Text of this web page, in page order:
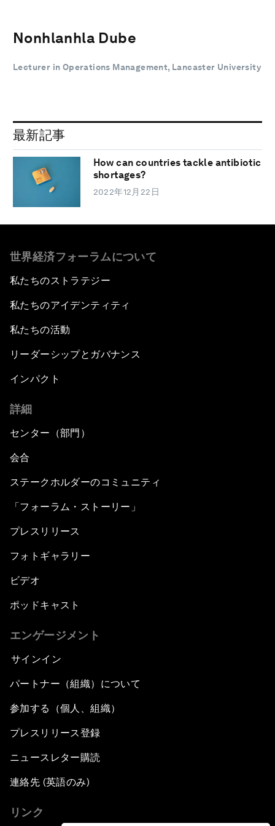
Nonhlanhla Dube
Lecturer in Operations Management, Lancaster University
最新記事
How can countries tackle antibiotic
shortages?
2022年12月22日
世界経済フォーラムについて
私たちのストラテジー
私たちのアイデンティティ
私たちの活動
リーダーシップとガバナンス
インパクト
詳細
センター（部門）
会合
ステークホルダーのコミュニティ
「フォーラム・ストーリー」
プレスリリース
フォトギャラリー
ビデオ
ポッドキャスト
エンゲージメント
サインイン
パートナー（組織）について
参加する（個人、組織）
プレスリリース登録
ニュースレター購読
連絡先 (英語のみ)
リンク